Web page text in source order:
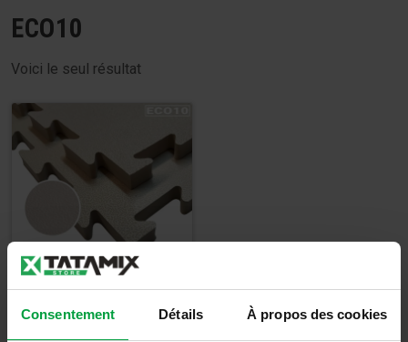
Consentement Détails À propos des cookies
ECO10
Voici le seul résultat
TATAMI GREEN ECO